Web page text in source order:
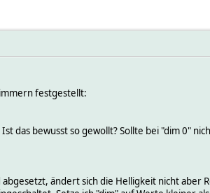
festgestellt:
das bewusst so gewollt? Sollte bei "dim 0"
ändert sich die Helligkeit nicht aber